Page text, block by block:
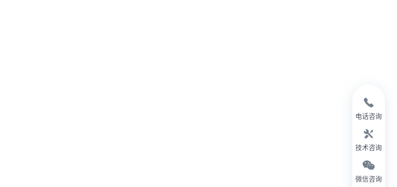
电话咨询
技术咨询
微信咨询